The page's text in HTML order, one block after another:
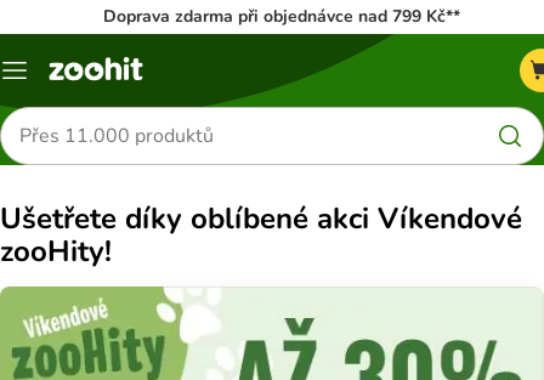
Doprava zdarma při objednávce nad 799 Kč**
Menu
Hledat
produkty
Ušetřete díky oblíbené akci Víkendové
zooHity!